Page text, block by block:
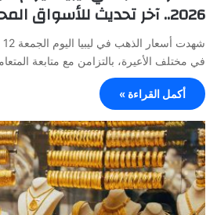
2026.. آخر تحديث للأسواق المحلية
في مختلف الأعيرة، بالتزامن مع متابعة
أكمل القراءة »